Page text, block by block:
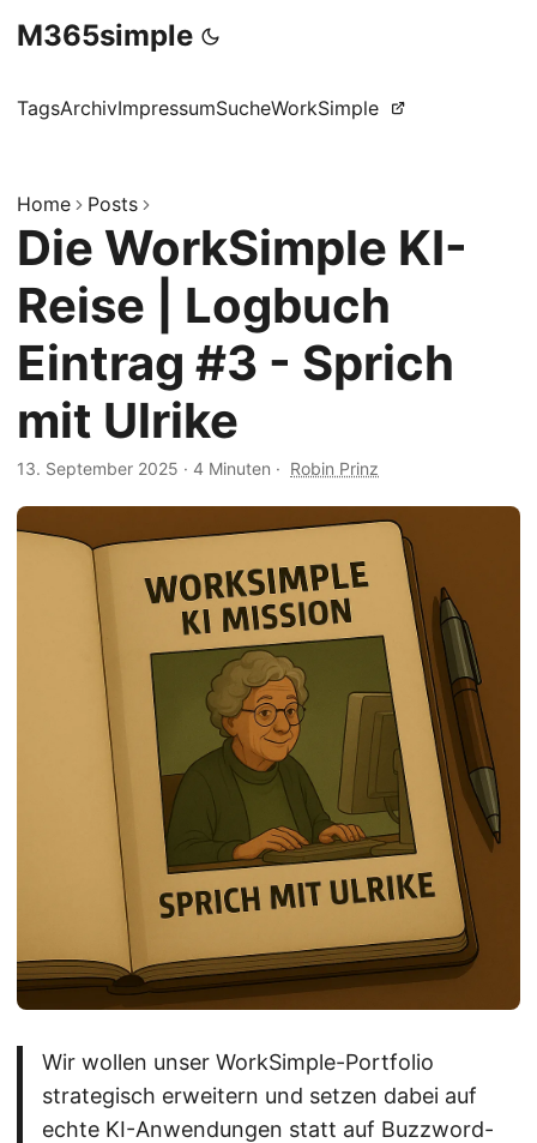
M365simple
TagsArchivImpressumSucheWorkSimple
Home Posts
Die WorkSimple KI-
Reise | Logbuch
Eintrag #3 - Sprich
mit Ulrike
13. September 2025 · 4 Minuten · Robin Prinz
Wir wollen unser WorkSimple-Portfolio
strategisch erweitern und setzen dabei auf
echte KI-Anwendungen statt auf Buzzword-